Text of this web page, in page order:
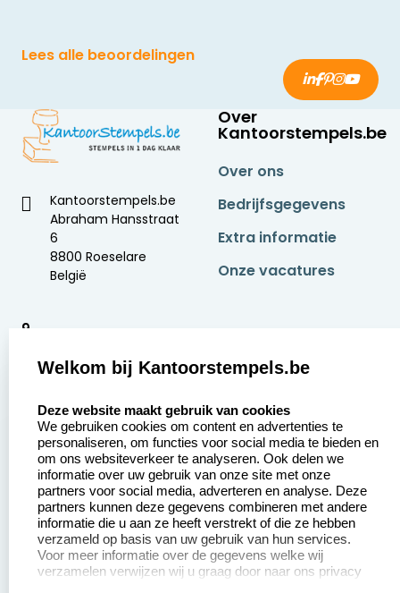
Lees alle beoordelingen
Kantoorstempels.be
Abraham Hansstraat
6
8800 Roeselare
België
9
Over
Kantoorstempels.be
Over ons
Bedrijfsgegevens
Extra informatie
Onze vacatures
Aanvraag op maat
Betaling &
Verzending
Wederverkoper
worden
Contact opnemen
Veel gestelde vragen
Retourneren
Herroepingsrecht
Welkom bij Kantoorstempels.be
Deze website maakt gebruik van cookies
We gebruiken cookies om content en advertenties te
personaliseren, om functies voor social media te bieden en
om ons websiteverkeer te analyseren. Ook delen we
informatie over uw gebruik van onze site met onze
partners voor social media, adverteren en analyse. Deze
partners kunnen deze gegevens combineren met andere
informatie die u aan ze heeft verstrekt of die ze hebben
verzameld op basis van uw gebruik van hun services.
Voor meer informatie over de gegevens welke wij
verzamelen verwijzen wij u graag door naar ons privacy